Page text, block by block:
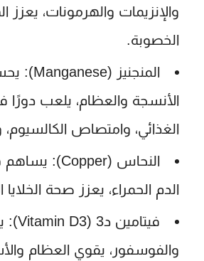
والإنزيمات والهرمونات، يعزز
الخصوبة.
المنجنيز (Manganese):
الأنسجة والعظام، يلعب دورًا
الغذائي، وامتصاص
النحاس (Copper):
يساهم
الدم الحمراء، يعزز صحة الخلايا
فيتامين د3 (Vitamin D3):
والفوسفور، يقوي العظام